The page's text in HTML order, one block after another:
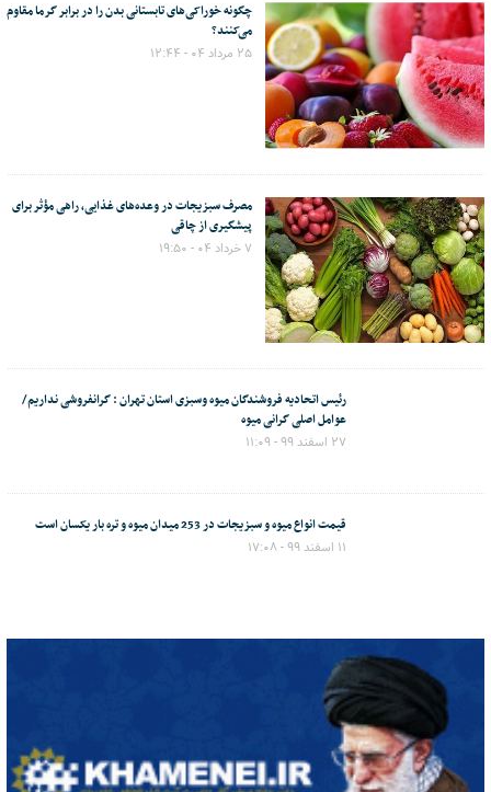
چگونه خوراکی‌های تابستانی بدن را در برابر گرما مقاوم
می‌کنند؟
۲۵ مرداد ۰۴ - ۱۲:۴۴
مصرف سبزیجات در وعده‌های غذایی، راهی مؤثر برای
پیشگیری از چاقی
۷ خرداد ۰۴ - ۱۹:۵۰
رئیس اتحادیه فروشندگان میوه وسبزی استان تهران : گرانفروشی نداریم/
عوامل اصلی گرانی میوه
۲۷ اسفند ۹۹ - ۱۱:۰۹
قیمت انواع میوه و سبزیجات در 253 میدان میوه و تره بار یکسان است
۱۱ اسفند ۹۹ - ۱۷:۰۸